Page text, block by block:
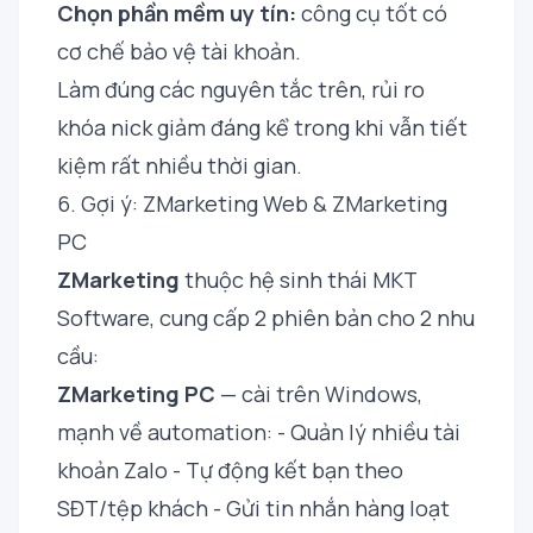
Chọn phần mềm uy tín: công cụ tốt có
cơ chế bảo vệ tài khoản.
Làm đúng các nguyên tắc trên, rủi ro
khóa nick giảm đáng kể trong khi vẫn tiết
kiệm rất nhiều thời gian.
6. Gợi ý: ZMarketing Web & ZMarketing
PC
ZMarketing thuộc hệ sinh thái MKT
Software, cung cấp 2 phiên bản cho 2 nhu
cầu:
ZMarketing PC — cài trên Windows,
mạnh về automation: - Quản lý nhiều tài
khoản Zalo - Tự động kết bạn theo
SĐT/tệp khách - Gửi tin nhắn hàng loạt